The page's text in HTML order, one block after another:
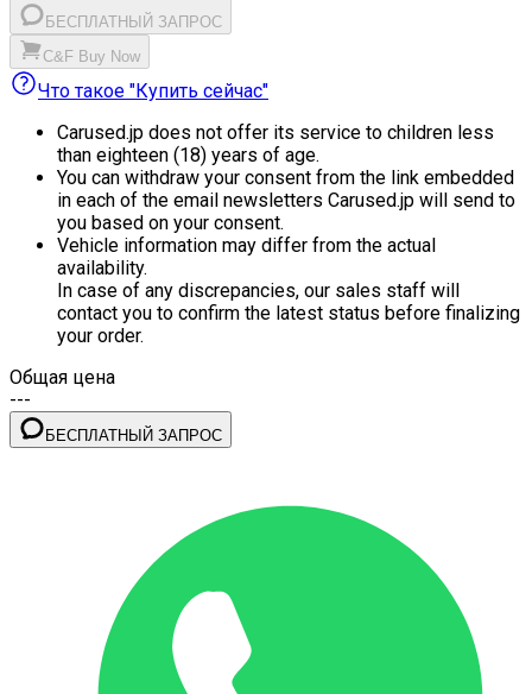
БЕСПЛАТНЫЙ ЗАПРОС
C&F Buy Now
Что такое "Купить сейчас"
Carused.jp does not offer its service to children less
than eighteen (18) years of age.
You can withdraw your consent from the link embedded
in each of the email newsletters Carused.jp will send to
you based on your consent.
Vehicle information may differ from the actual
availability.
In case of any discrepancies, our sales staff will
contact you to confirm the latest status before finalizing
your order.
Общая цена
---
БЕСПЛАТНЫЙ ЗАПРОС